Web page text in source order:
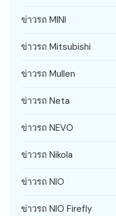
ข่าวรถ MINI
ข่าวรถ Mitsubishi
ข่าวรถ Mullen
ข่าวรถ Neta
ข่าวรถ NEVO
ข่าวรถ Nikola
ข่าวรถ NIO
ข่าวรถ NIO Firefly